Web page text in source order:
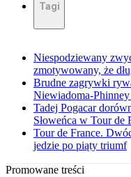
Tagi
Niespodziewany
zmotywowany, że
Brudne zagrywki
Niewiadoma-
Tadej Pogacar
Słoweńca w Tour de
Tour de France.
jedzie po piąty triumf
Promowane treści